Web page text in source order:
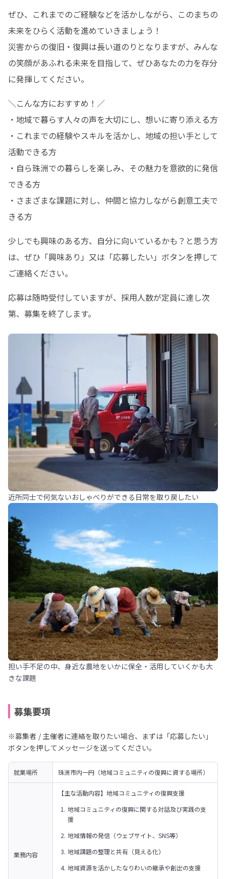
ぜひ、これまでのご経験などを活かしながら、このまちの
未来をひらく活動を進めていきましょう！
災害からの復旧・復興は長い道のりとなりますが、みんな
の笑顔があふれる未来を目指して、ぜひあなたの力を存分
に発揮してください。
＼こんな方におすすめ！／
・地域で暮らす人々の声を大切にし、想いに寄り添える方
・これまでの経験やスキルを活かし、地域の担い手として
活動できる方
・自ら珠洲での暮らしを楽しみ、その魅力を意欲的に発信
できる方
・さまざまな課題に対し、仲間と協力しながら創意工夫で
きる方
少しでも興味のある方、自分に向いているかも？と思う方
は、ぜひ「興味あり」又は「応募したい」ボタンを押して
ご連絡ください。
応募は随時受付していますが、採用人数が定員に達し次
第、募集を終了します。
近所同士で何気ないおしゃべりができる日常を取り戻したい
担い手不足の中、身近な農地をいかに保全・活用していくかも大
きな課題
募集要項
※募集者 / 主催者に連絡を取りたい場合、まずは「応募したい」
ボタンを押してメッセージを送ってください。
就業場所 珠洲市内一円（地域コミュニティの復興に資する場所）
業務内容
【主な活動内容】地域コミュニティの復興支援
地域コミュニティの復興に関する対話及び実践の支
援
地域情報の発信（ウェブサイト、SNS等）
地域課題の整理と共有（見える化）
地域資源を活かしたなりわいの継承や創出の支援